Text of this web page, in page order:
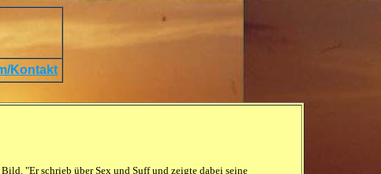
Kontakt
"Er schrieb über Sex und Suff und zeigte dabei seine